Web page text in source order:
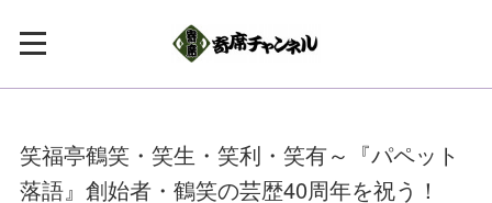
笑福亭鶴笑・笑生・笑利・笑有～『パペット
落語』創始者・鶴笑の芸歴40周年を祝う！